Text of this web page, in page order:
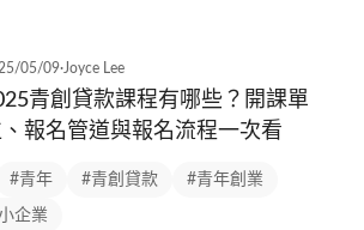
05/09·Joyce Lee
青創貸款課程有哪些？開課單
報名管道與報名流程一次看
#青年 #青創貸款 #青年創業
企業